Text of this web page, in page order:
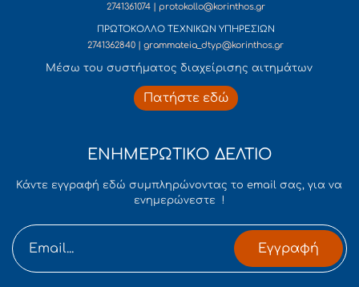
2741361074 | protokollo@korinthos.gr
ΠΡΩΤΟΚΟΛΛΟ ΤΕΧΝΙΚΩΝ ΥΠΗΡΕΣΙΩΝ
2741362840 | grammateia_dtyp@korinthos.gr
Mέσω του συστήματος διαχείρισης αιτημάτων
Πατήστε εδώ
ΕΝΗΜΕΡΩΤΙΚΟ ΔΕΛΤΙΟ
Κάντε εγγραφή εδώ συμπληρώνοντας το email σας, για να
ενημερώνεστε !
Εγγραφή